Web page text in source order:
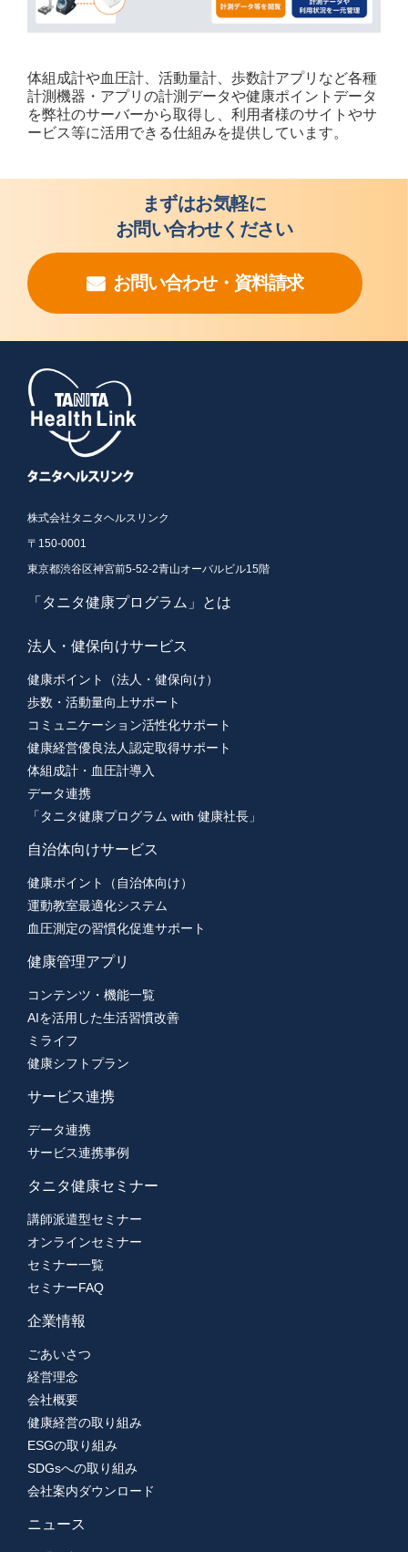
体組成計や血圧計、活動量計、歩数計アプリなど各種
計測機器・アプリの計測データや健康ポイントデータ
を弊社のサーバーから取得し、利用者様のサイトやサ
ービス等に活用できる仕組みを提供しています。
まずはお気軽に
お問い合わせください
お問い合わせ・資料請求
株式会社タニタヘルスリンク
〒150-0001
東京都渋谷区神宮前5-52-2青山オーバルビル15階
「タニタ健康プログラム」とは
法人・健保向けサービス
健康ポイント（法人・健保向け）
歩数・活動量向上サポート
コミュニケーション活性化サポート
健康経営優良法人認定取得サポート
体組成計・血圧計導入
データ連携
「タニタ健康プログラム with 健康社長」
自治体向けサービス
健康ポイント（自治体向け）
運動教室最適化システム
血圧測定の習慣化促進サポート
健康管理アプリ
コンテンツ・機能一覧
AIを活用した生活習慣改善
ミライフ
健康シフトプラン
サービス連携
データ連携
サービス連携事例
タニタ健康セミナー
講師派遣型セミナー
オンラインセミナー
セミナー一覧
セミナーFAQ
企業情報
ごあいさつ
経営理念
会社概要
健康経営の取り組み
ESGの取り組み
SDGsへの取り組み
会社案内ダウンロード
ニュース